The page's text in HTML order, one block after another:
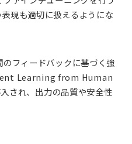
現も適切に扱えるようにな
フィードバックに基づく強
Learning from Human
され、出力の品質や安全性